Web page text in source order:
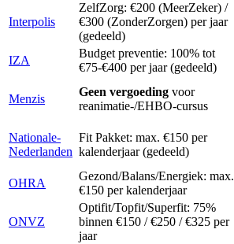
Interpolis
ZelfZorg: €200 (MeerZeker) /
€300 (ZonderZorgen) per jaar
(gedeeld)
IZA
Budget preventie: 100% tot
€75-€400 per jaar (gedeeld)
Menzis
Geen vergoeding voor
reanimatie-/EHBO-cursus
Nationale-
Nederlanden
Fit Pakket: max. €150 per
kalenderjaar (gedeeld)
OHRA
Gezond/Balans/Energiek: max.
€150 per kalenderjaar
ONVZ
Optifit/Topfit/Superfit: 75%
binnen €150 / €250 / €325 per
jaar